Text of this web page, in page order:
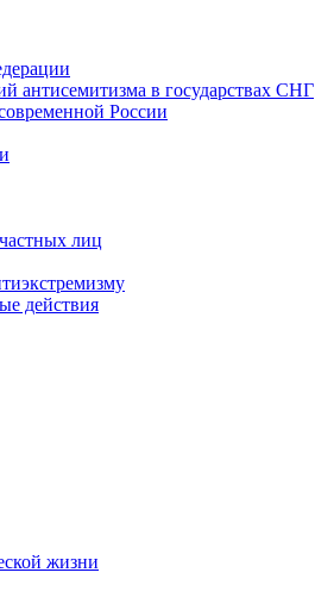
антисемитизма в государствах СНГ
России
лиц
действия
жизни